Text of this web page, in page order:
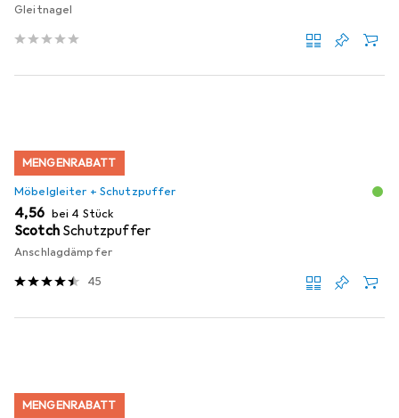
Gleitnagel
MENGENRABATT
Möbelgleiter + Schutzpuffer
EUR
4,56 bei 4 Stück
Scotch Schutzpuffer
Anschlagdämpfer
45
MENGENRABATT